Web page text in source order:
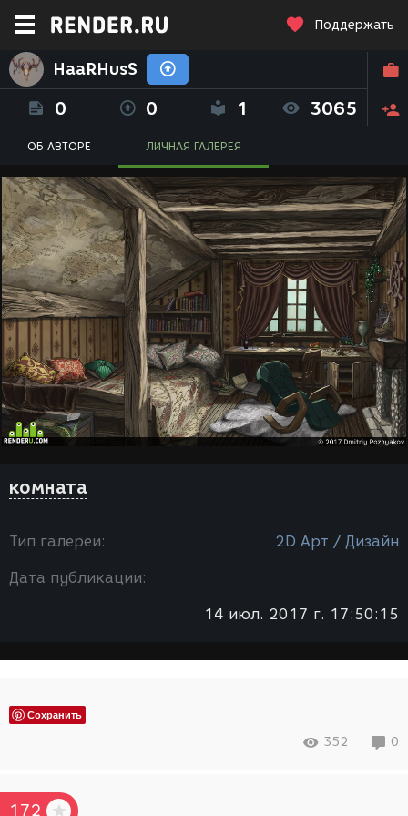
Поддержать
HaaRHusS
0 0 1 3065
ОБ АВТОРЕ ЛИЧНАЯ ГАЛЕРЕЯ
комната
Тип галереи: 2D Арт / Дизайн
Дата публикации:
14 июл. 2017 г. 17:50:15
Сохранить
352 0
172